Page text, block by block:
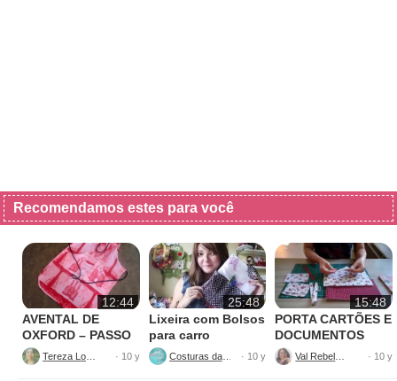
Recomendamos estes para você
12:44
AVENTAL DE
OXFORD – PASSO
A PASSO
· 10 y
25:48
Lixeira com Bolsos
para carro
Costuras da Jê · 10 y
15:48
PORTA CARTÕES E
DOCUMENTOS
· 10 y